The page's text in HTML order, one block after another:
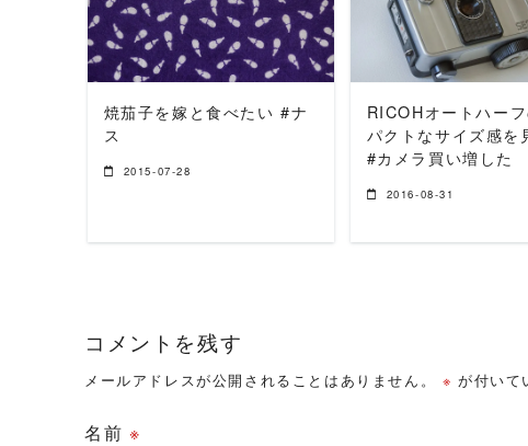
READ MORE
焼茄子を嫁と食べたい #ナ
ス
2015-07-28
READ MORE
RICOHオートハー
パクトなサイズ感を
#カメラ買い増した
2016-08-31
コメントを残す
メールアドレスが公開されることはありません。 ※ が付いて
名前 ※